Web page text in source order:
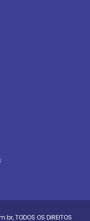
, TODOS OS DIREITOS